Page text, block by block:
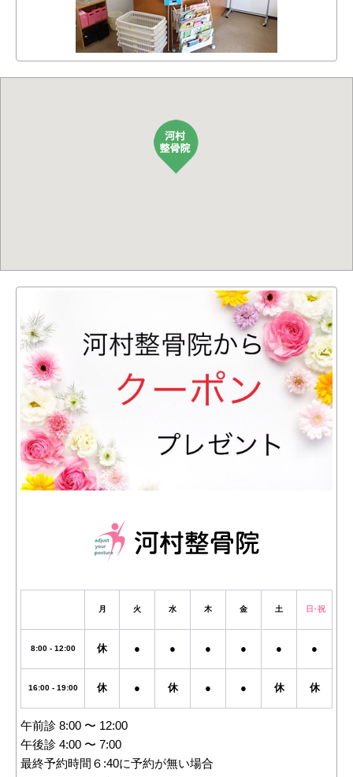
月 火 水 木 金 土 日・祝
8:00 - 12:00 休 ● ● ● ● ● ●
16:00 - 19:00 休 ● 休 ● ● 休 休
午前診 8:00 〜 12:00
午後診 4:00 〜 7:00
最終予約時間６:40に予約が無い場合